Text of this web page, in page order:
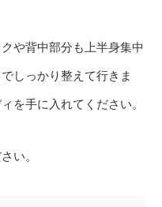
や背中部分も上半身集中
しっかり整えて行きま
を手に入れてください。
い。